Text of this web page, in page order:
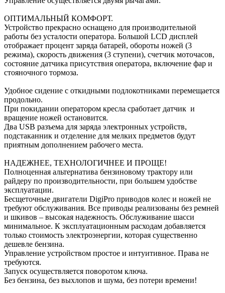
ОПТИМАЛЬНЫЙ КОМФОРТ.
Устройство прекрасно оснащено для производительной
работы без усталости оператора. Большой LCD дисплей
отображает процент заряда батарей, обороты ножей (3
режима), скорость движения (3 ступени), счетчик моточасов,
состояние датчика присутствия оператора, включение фар и
стояночного тормоза.
Удобное сидение с откидными подлокотниками перемещается
продольно.
При покидании оператором кресла сработает датчик и
вращение ножей остановится.
Два USB разъема для заряда электронных устройств,
подстаканник и отделение для мелких предметов будут
приятным дополнением рабочего места.
НАДЕЖНЕЕ, ТЕХНОЛОГИЧНЕЕ И ПРОЩЕ!
Полноценная альтернатива бензиновому трактору или
райдеру по производительности, при большем удобстве
эксплуатации.
Бесщеточные двигатели DigiPro приводов колес и ножей не
требуют обслуживания. Все приводы реализованы без ремней
и шкивов – высокая надежность. Обслуживание шасси
минимальное. К эксплуатационным расходам добавляется
только стоимость электроэнергии, которая существенно
дешевле бензина.
Управление устройством простое и интуитивное. Права не
требуются.
Запуск осуществляется поворотом ключа.
Без бензина, без выхлопов и шума, без потери времени!